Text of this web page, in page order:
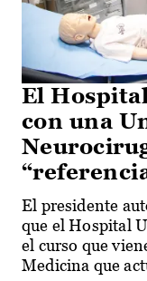
El
con una
El presidente
que el Hospital
el curso que
Medicina que